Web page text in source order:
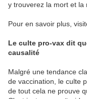
y trouverez la mort et la
Pour en savoir plus,
Le culte pro-vax dit
causalité
Malgré une tendance
de vaccination, le culte
de tout cela ne prouve